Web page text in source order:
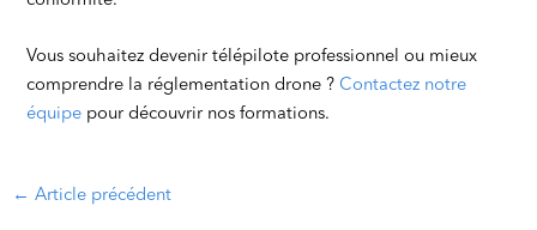
Vous souhaitez devenir télépilote professionnel ou mieux
comprendre la réglementation drone ?Contactez notre
équipe pour découvrir nos formations.
← Article précédent